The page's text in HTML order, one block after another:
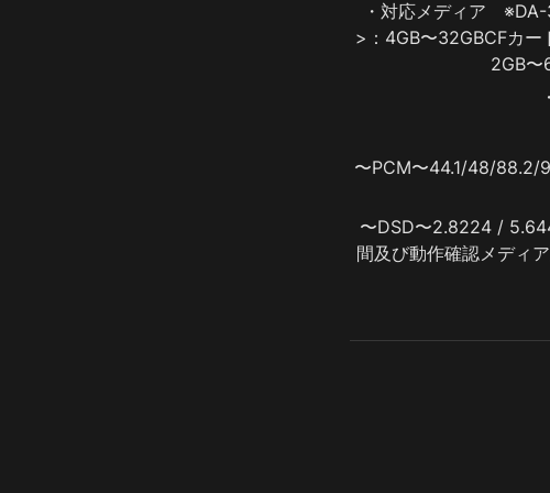
・対応メディア　
>：4GB〜32GBCFカー
2GB〜
〜PCM〜44.1/48/88.2/
〜DSD〜2.8224 /
間及び動作確認メディ